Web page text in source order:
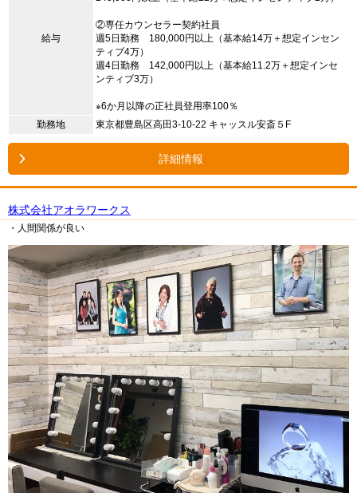
給与
②専任カウンセラー契約社員
週5日勤務 180,000円以上（基本給14万＋想定インセン
ティブ4万）
週4日勤務 142,000円以上（基本給11.2万＋想定インセ
ンティブ3万）
※6か月以降の正社員登用率100％
勤務地
東京都豊島区高田3-10-22 キャッスル安斎５F
詳細情報
株式会社アオラワークス
・人間関係が良い